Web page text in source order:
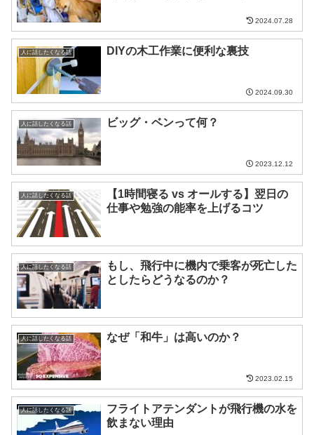
2024.07.28
人に話したくなる話 DIYの木工作業に便利な裏技
2024.09.30
人に話したくなる話 ビッグ・ベンって何？
2023.12.12
人に話したくなる話
【1時間寝る vs オールする】翌日の
仕事や勉強の能率を上げるコツ
人に話したくなる話
もし、飛行中に機内で乗客が死亡した
としたらどうなるのか？
人に話したくなる話 なぜ「和牛」は高いのか？
2023.02.15
人に話したくなる話
フライトアテンダントが飛行機の水を
飲まない理由